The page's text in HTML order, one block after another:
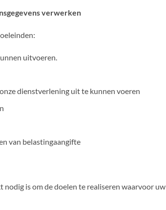
verwerken
uitvoeren.
dienstverlening uit te kunnen voeren
van belastingaangifte
is om de doelen te realiseren waarvoor